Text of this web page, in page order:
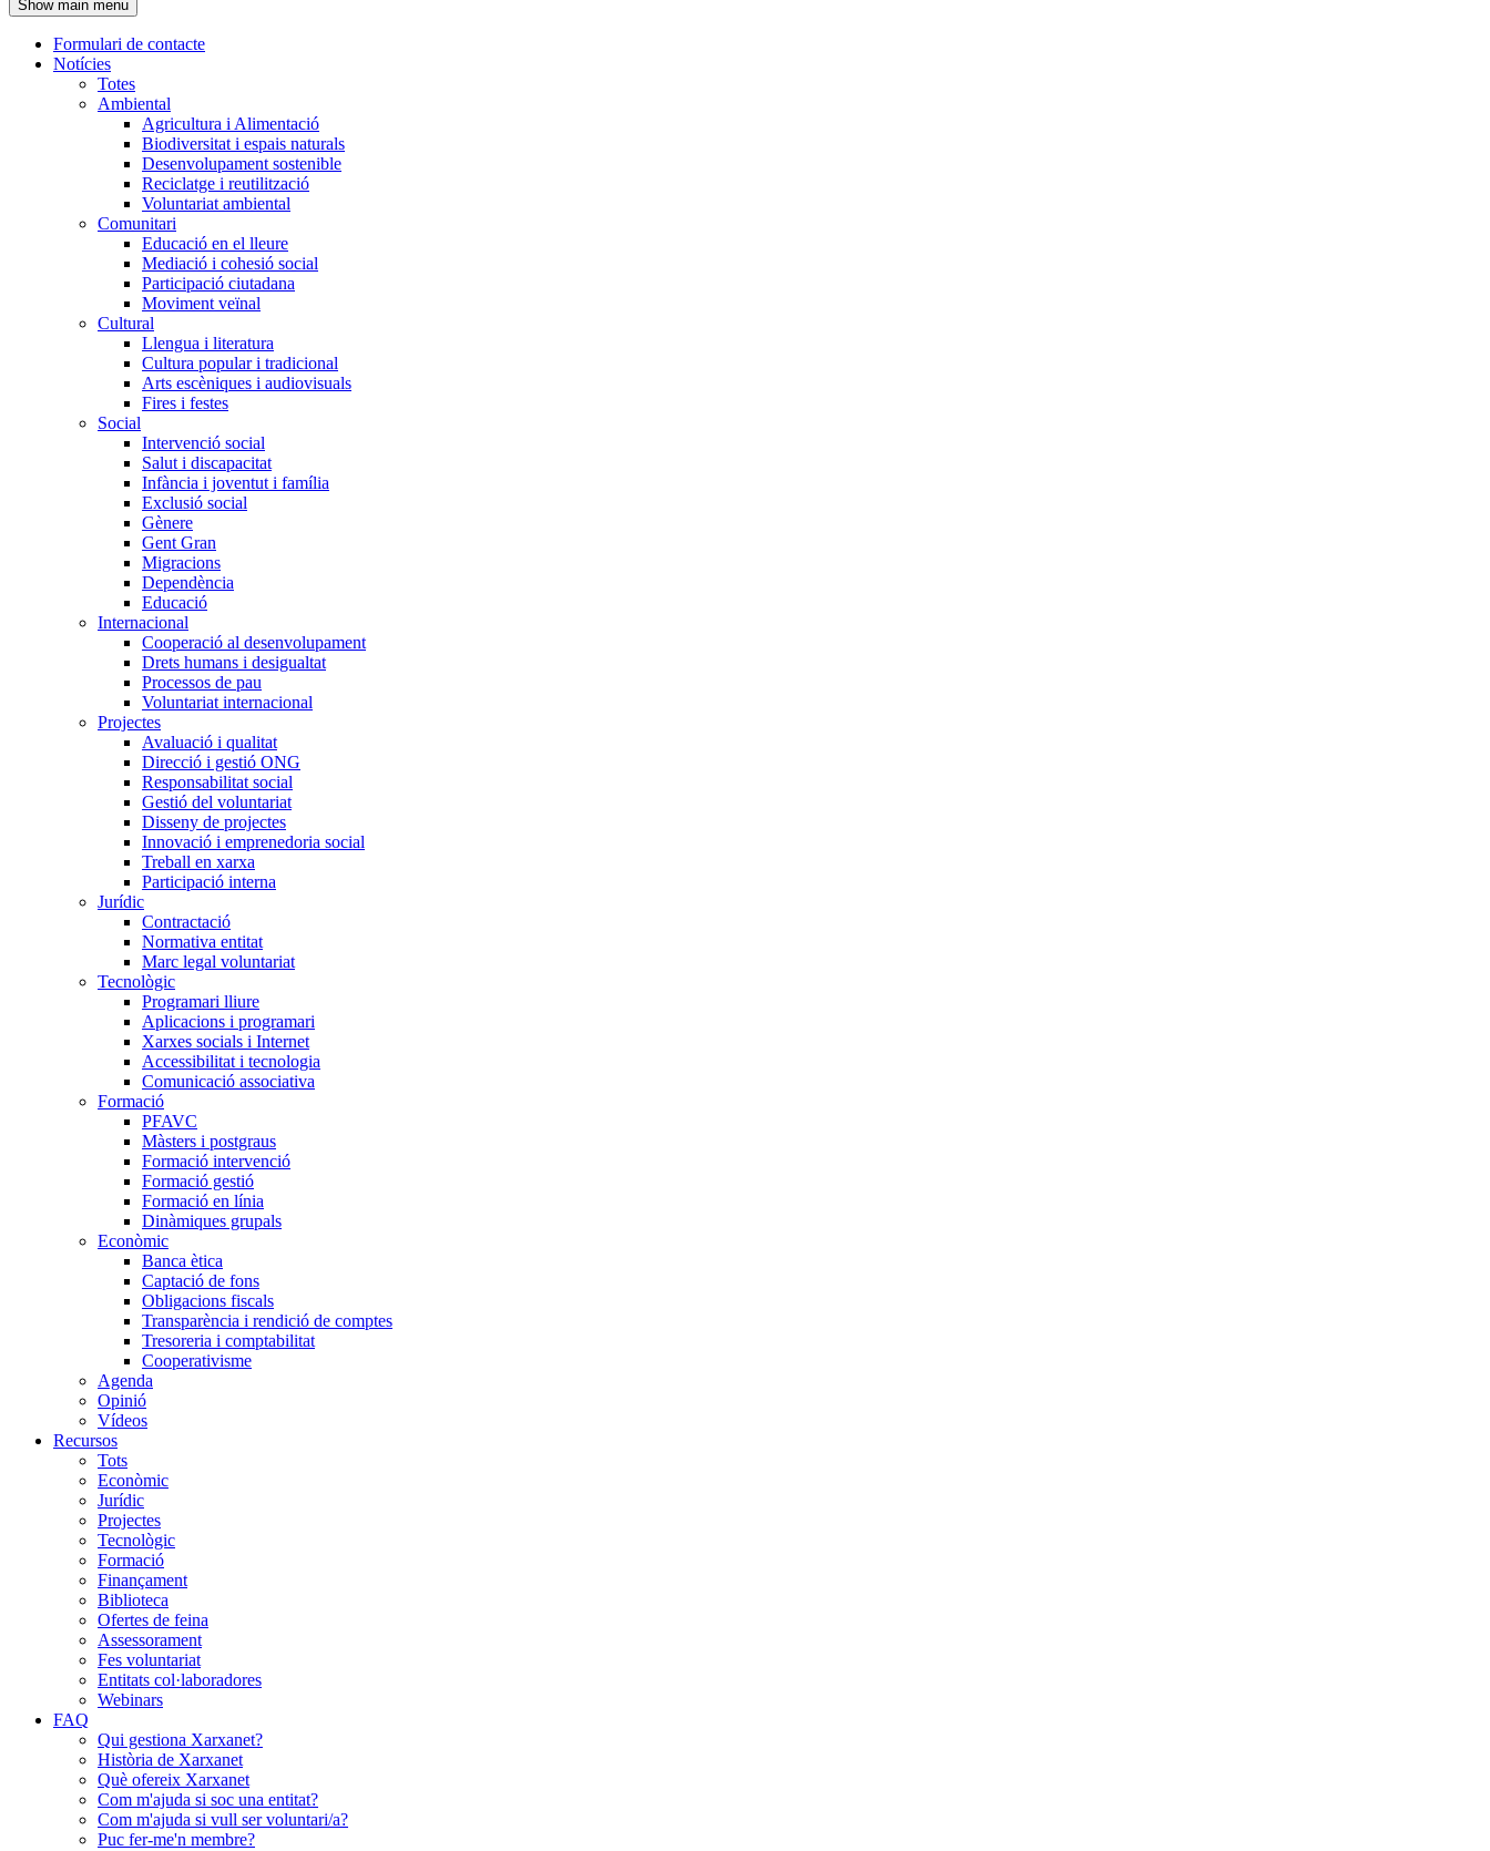
l'encapçalament
Show main menu
Navegació
principal
Formulari de contacte
Notícies
Totes
Ambiental
Agricultura i Alimentació
Biodiversitat i espais naturals
Desenvolupament sostenible
Reciclatge i reutilització
Voluntariat ambiental
Comunitari
Educació en el lleure
Mediació i cohesió social
Participació ciutadana
Moviment veïnal
Cultural
Llengua i literatura
Cultura popular i tradicional
Arts escèniques i audiovisuals
Fires i festes
Social
Intervenció social
Salut i discapacitat
Infància i joventut i família
Exclusió social
Gènere
Gent Gran
Migracions
Dependència
Educació
Internacional
Cooperació al desenvolupament
Drets humans i desigualtat
Processos de pau
Voluntariat internacional
Projectes
Avaluació i qualitat
Direcció i gestió ONG
Responsabilitat social
Gestió del voluntariat
Disseny de projectes
Innovació i emprenedoria social
Treball en xarxa
Participació interna
Jurídic
Contractació
Normativa entitat
Marc legal voluntariat
Tecnològic
Programari lliure
Aplicacions i programari
Xarxes socials i Internet
Accessibilitat i tecnologia
Comunicació associativa
Formació
PFAVC
Màsters i postgraus
Formació intervenció
Formació gestió
Formació en línia
Dinàmiques grupals
Econòmic
Banca ètica
Captació de fons
Obligacions fiscals
Transparència i rendició de comptes
Tresoreria i comptabilitat
Cooperativisme
Agenda
Opinió
Vídeos
Recursos
Tots
Econòmic
Jurídic
Projectes
Tecnològic
Formació
Finançament
Biblioteca
Ofertes de feina
Assessorament
Fes voluntariat
Entitats col·laboradores
Webinars
FAQ
Qui gestiona Xarxanet?
Història de Xarxanet
Què ofereix Xarxanet
Com m'ajuda si soc una entitat?
Com m'ajuda si vull ser voluntari/a?
Puc fer-me'n membre?